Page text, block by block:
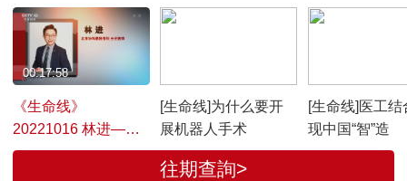
《生命线》
20221016 林进——
机器人手术的神秘面
00:17:58
[生命线]为什么要开
展机器人手术
[生命线]医工结
现中国“智”造
往期查詢>